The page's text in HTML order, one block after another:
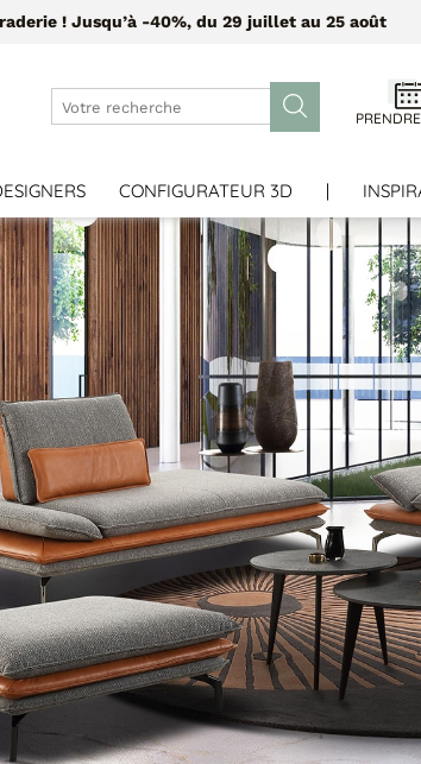
! Jusqu’à -40%, du 29 juillet au 25 août
CONFIGURATEUR 3D |
JX PC